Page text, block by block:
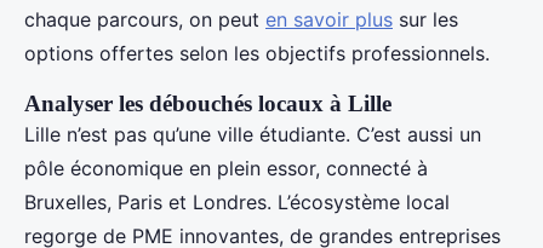
chaque parcours, on peut en savoir plus sur les
options offertes selon les objectifs professionnels.
Analyser les débouchés locaux à Lille
Lille n’est pas qu’une ville étudiante. C’est aussi un
pôle économique en plein essor, connecté à
Bruxelles, Paris et Londres. L’écosystème local
regorge de PME innovantes, de grandes entreprises